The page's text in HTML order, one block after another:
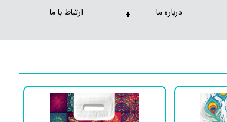
درباره ما ارتباط با ما